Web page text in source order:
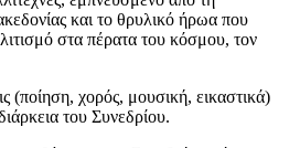
και το θρυλικό ήρωα που
στα πέρατα του κόσμου, τον
(ποίηση, χορός, μουσική, εικαστικά)
του Συνεδρίου.